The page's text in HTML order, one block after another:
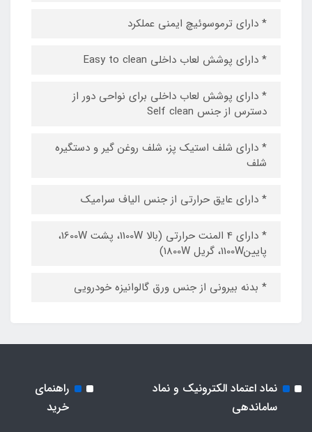
* دارای ترموسوئیچ ایمنی عملکرد
* دارای پوشش لعاب داخلی Easy to clean
* دارای پوشش لعاب داخلی برای نواحی دور از
دسترس از جنس Self clean
* دارای شلف استیک پز، شلف روغن گیر و دستگیره
شلف
* دارای عایق حرارتی از جنس الیاف سرامیک
* دارای 4 المنت حرارتی (بالا 1100W، پشت 1600W،
پایین1100W، گریل 1800W)
* بدنه بیرونی از جنس ورق گالوانیزه خودرویی
نماد اعتماد الکترونیک و نماد
ساماندهی
راهنمای
خرید